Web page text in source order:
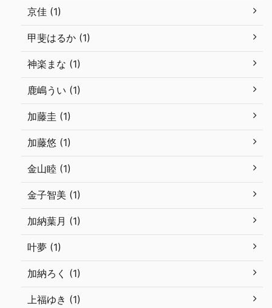
京佳 (1)
甲斐はるか (1)
神楽まな (1)
鹿嶋うい (1)
加藤圭 (1)
加藤悠 (1)
金山睦 (1)
金子智美 (1)
加納葉月 (1)
叶夢 (1)
加納ろく (1)
上福ゆき (1)